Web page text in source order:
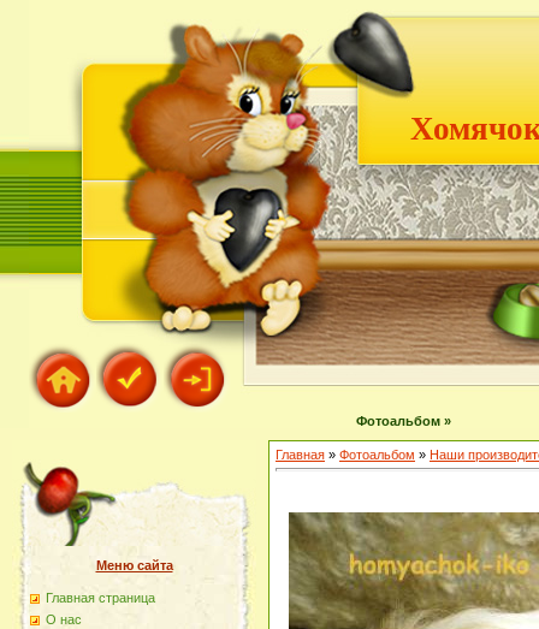
Фотоальбом »
Меню сайта
Главная страница
О наc
Главная » Фотоальбом » Наши